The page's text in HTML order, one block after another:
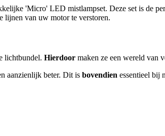
'Micro' LED mistlampset. Deze set is de
lijnen van uw motor te verstoren.
lichtbundel. Hierdoor maken ze een wereld van
aanzienlijk beter. Dit is bovendien essentieel bij